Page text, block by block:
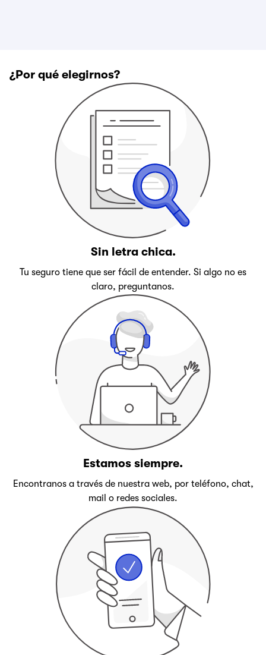
¿Por qué elegirnos?
Sin letra chica.
Tu seguro tiene que ser fácil de entender. Si algo no es
claro, preguntanos.
Estamos siempre.
Encontranos a través de nuestra web, por teléfono, chat,
mail o redes sociales.